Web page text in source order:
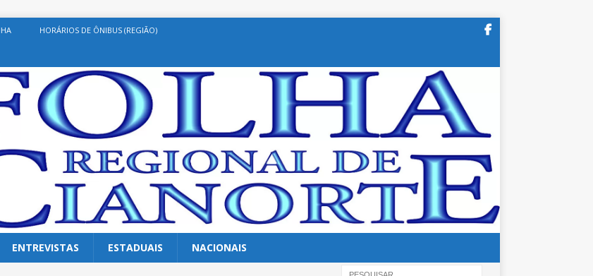
HORÁRIOS DE ÔNIBUS (REGIÃO)
ENTREVISTAS ESTADUAIS NACIONAIS